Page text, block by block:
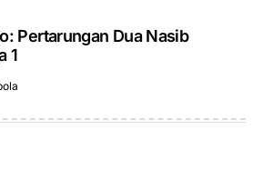
Pertarungan Dua Nasib
1